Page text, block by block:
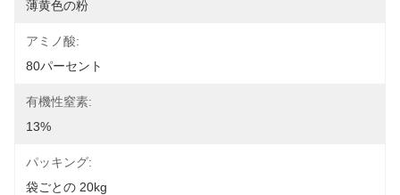
薄黄色の粉
アミノ酸:
80パーセント
有機性窒素:
13%
パッキング:
袋ごとの 20kg